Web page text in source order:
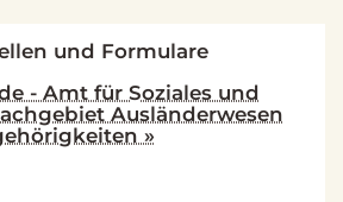
und Formulare
- Amt für Soziales und
Ausländerwesen
»